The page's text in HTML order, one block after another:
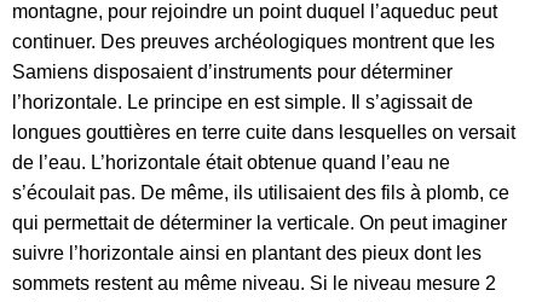
montagne, pour rejoindre un point duquel l’aqueduc peut
continuer. Des preuves archéologiques montrent que les
Samiens disposaient d’instruments pour déterminer
l’horizontale. Le principe en est simple. Il s’agissait de
longues gouttières en terre cuite dans lesquelles on versait
de l’eau. L’horizontale était obtenue quand l’eau ne
s’écoulait pas. De même, ils utilisaient des fils à plomb, ce
qui permettait de déterminer la verticale. On peut imaginer
suivre l’horizontale ainsi en plantant des pieux dont les
sommets restent au même niveau. Si le niveau mesure 2